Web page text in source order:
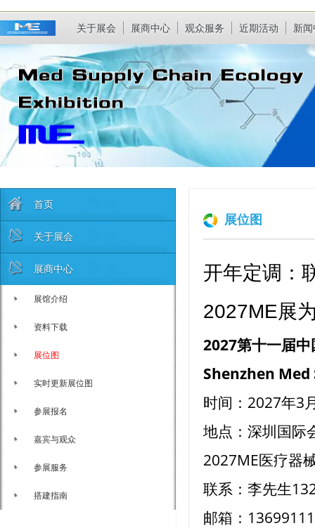
关于展会 展商中心 观众服务 近期活动 新
首页
关于展会
展商中心
展馆介绍
资料下载
展位图
实时更新展位图
参展报名
嘉宾与观众
参展服务
搭建指南
展位图
开年定调：
2027ME展
2027第十一届
Shenzhen
时间：2027年3
地点：深圳国际
2027ME医疗器
联系：李先生
邮箱：